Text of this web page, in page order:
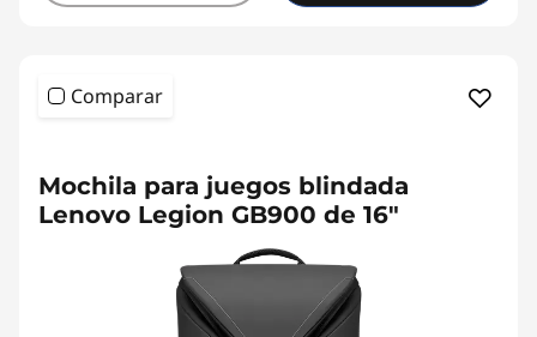
Comparar
Mochila para juegos blindada
Lenovo Legion GB900 de 16"